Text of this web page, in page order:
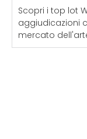
Scopri i top lot
aggiudicazioni
mercato